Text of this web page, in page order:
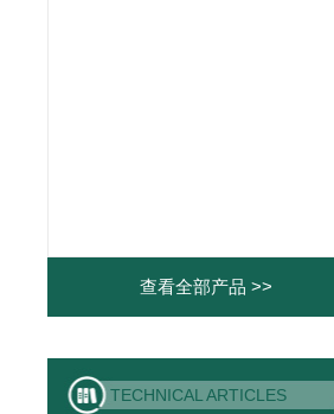
查看全部产品 >>
TECHNICAL ARTICLES